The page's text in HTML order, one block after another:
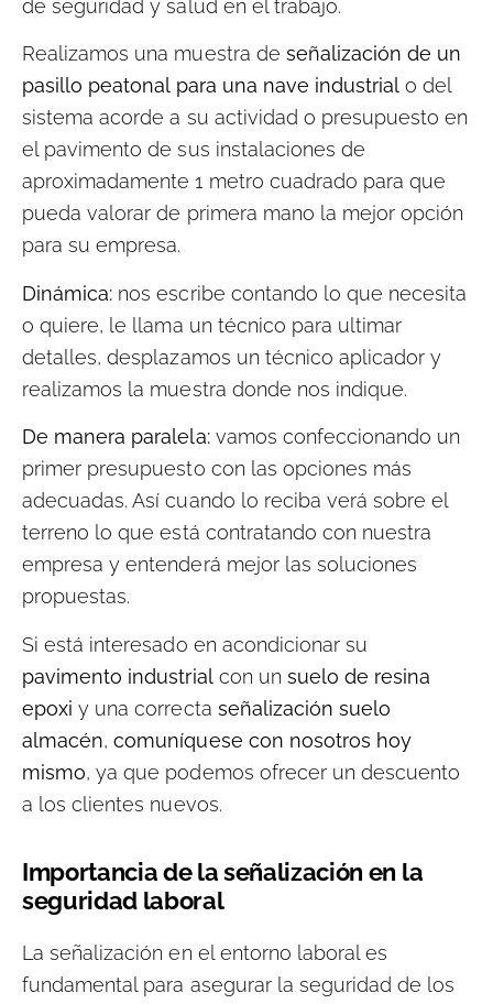
de seguridad y salud en el trabajo.
Realizamos una muestra de señalización de un
pasillo peatonal para una nave industrial o del
sistema acorde a su actividad o presupuesto en
el pavimento de sus instalaciones de
aproximadamente 1 metro cuadrado para que
pueda valorar de primera mano la mejor opción
para su empresa.
Dinámica: nos escribe contando lo que necesita
o quiere, le llama un técnico para ultimar
detalles, desplazamos un técnico aplicador y
realizamos la muestra donde nos indique.
De manera paralela:vamos confeccionando un
primer presupuesto con las opciones más
adecuadas. Así cuando lo reciba verá sobre el
terreno lo que está contratando con nuestra
empresa y entenderá mejor las soluciones
propuestas.
Si está interesado en acondicionar su
pavimento industrialcon un suelo de resina
epoxi y una correcta señalización suelo
almacén,comuníquese con nosotros hoy
mismo, ya que podemos ofrecer un descuento
a los clientes nuevos.
Importancia de la señalización en la
seguridad laboral
La señalización en el entorno laboral es
fundamental para asegurar la seguridad de los